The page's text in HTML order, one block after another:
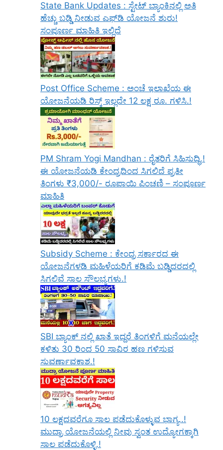
State Bank Updates : ಸ್ಟೇಟ್ ಬ್ಯಾಂಕಿನಲ್ಲಿ ಅತಿ
ಹೆಚ್ಚು ಬಡ್ಡಿ ನೀಡುವ ಎಫ್‌ಡಿ ಯೋಜನೆ ಶುರು!
ಸಂಪೂರ್ಣ ಮಾಹಿತಿ ಇಲ್ಲಿದೆ
Post Office Scheme : ಅಂಚೆ ಇಲಾಖೆಯ ಈ
ಯೋಜನೆಯಡಿ ರಿಸ್ಕ್‌ ಇಲ್ಲದೇ 12 ಲಕ್ಷ ರೂ. ಗಳಿಸಿ.!
PM Shram Yogi Mandhan : ರೈತರಿಗೆ ಸಿಹಿಸುದ್ಧಿ.!
ಈ ಯೋಜನೆಯಡಿ ಕೇಂದ್ರದಿಂದ ಸಿಗಲಿದೆ ಪ್ರತೀ
ತಿಂಗಳು ₹3,000/- ರೂಪಾಯಿ ಪಿಂಚಣಿ – ಸಂಪೂರ್ಣ
ಮಾಹಿತಿ
Subsidy Scheme : ಕೇಂದ್ರ ಸರ್ಕಾರದ ಈ
ಯೋಜನೆಗಳಡಿ ಮಹಿಳೆಯರಿಗೆ ಕಡಿಮೆ ಬಡ್ಡಿದರದಲ್ಲಿ
ಸಿಗಲಿವೆ ಸಾಲ ಸೌಲಭ್ಯಗಳು.!
SBI ಬ್ಯಾಂಕ್ ನಲ್ಲಿ ಖಾತೆ ಇದ್ದರೆ ತಿಂಗಳಿಗೆ ಮನೆಯಲ್ಲೇ
ಕಳಿತು 30 ರಿಂದ 50 ಸಾವಿರ ಹಣ ಗಳಿಸುವ
ಸುವರ್ಣಾವಕಾಶ.!
10 ಲಕ್ಷದವರೆಗೂ ಸಾಲ ಪಡೆದುಕೊಳ್ಳುವ ಭಾಗ್ಯ..!
ಮುದ್ರಾ ಯೋಜನೆಯಲ್ಲಿ ನೀವು ಸ್ವಂತ ಉದ್ಯೋಗಕ್ಕಾಗಿ
ಸಾಲ ಪಡೆದುಕೊಳ್ಳಿ.!